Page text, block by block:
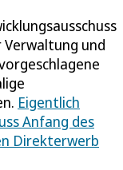
Verwaltung und
Eigentlich
Anfang des
Direkterwerb